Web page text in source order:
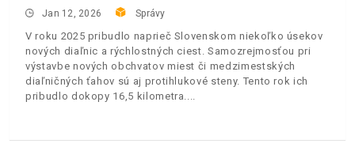
Jan 12, 2026 Správy
V roku 2025 pribudlo naprieč Slovenskom niekoľko úsekov
nových diaľnic a rýchlostných ciest. Samozrejmosťou pri
výstavbe nových obchvatov miest či medzimestských
diaľničných ťahov sú aj protihlukové steny. Tento rok ich
pribudlo dokopy 16,5 kilometra.